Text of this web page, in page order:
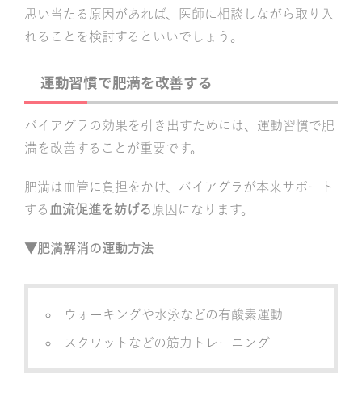
思い当たる原因があれば、医師に相談しながら取り入
れることを検討するといいでしょう。
運動習慣で肥満を改善する
バイアグラの効果を引き出すためには、運動習慣で肥
満を改善することが重要です。
肥満は血管に負担をかけ、バイアグラが本来サポート
する 血流促進を妨げる原因になります。
▼肥満解消の運動方法
ウォーキングや水泳などの有酸素運動
スクワットなどの筋力トレーニング